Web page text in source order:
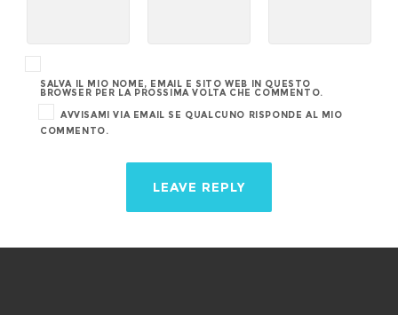
SALVA IL MIO NOME, EMAIL E SITO WEB IN QUESTO
BROWSER PER LA PROSSIMA VOLTA CHE COMMENTO.
AVVISAMI VIA EMAIL SE QUALCUNO RISPONDE AL MIO
COMMENTO.